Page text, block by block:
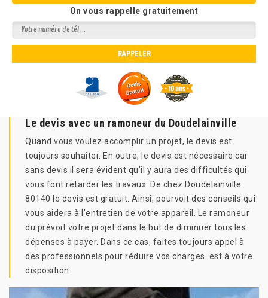
On vous rappelle gratuitement
Le devis avec un ramoneur du Doudelainville
Quand vous voulez accomplir un projet, le devis est
toujours souhaiter. En outre, le devis est nécessaire car
sans devis il sera évident qu’il y aura des difficultés qui
vous font retarder les travaux. De chez Doudelainville
80140 le devis est gratuit. Ainsi, pourvoit des conseils qui
vous aidera à l’entretien de votre appareil. Le ramoneur
du prévoit votre projet dans le but de diminuer tous les
dépenses à payer. Dans ce cas, faites toujours appel à
des professionnels pour réduire vos charges. est à votre
disposition.